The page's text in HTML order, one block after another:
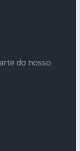
do nosso